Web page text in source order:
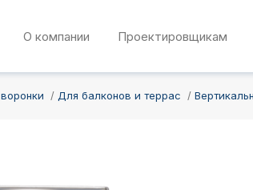
О компании Проектировщикам
Для балконов и террас